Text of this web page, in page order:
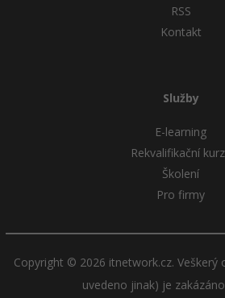
RSS
Kontakt
Služby
E-learning
Rekvalifikační
Školení
Pro firmy
Copyright © 2026 itnetwork.cz. Veškerý
uvedeno jinak) je